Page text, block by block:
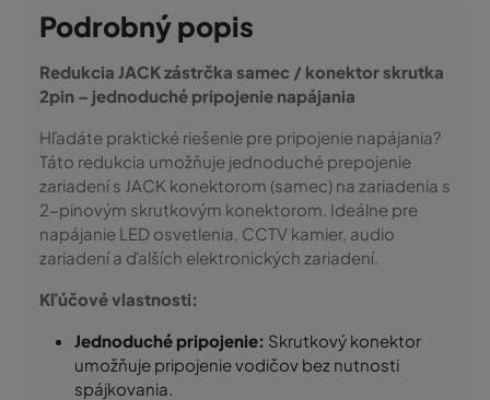
Podrobný popis
Redukcia JACK zástrčka samec / konektor skrutka
2pin – jednoduché pripojenie napájania
Hľadáte praktické riešenie pre pripojenie napájania?
Táto redukcia umožňuje jednoduché prepojenie
zariadení s JACK konektorom (samec) na zariadenia s
2-pinovým skrutkovým konektorom. Ideálne pre
napájanie LED osvetlenia, CCTV kamier, audio
zariadení a ďalších elektronických zariadení.
Kľúčové vlastnosti:
Jednoduché pripojenie: Skrutkový konektor
umožňuje pripojenie vodičov bez nutnosti
spájkovania.